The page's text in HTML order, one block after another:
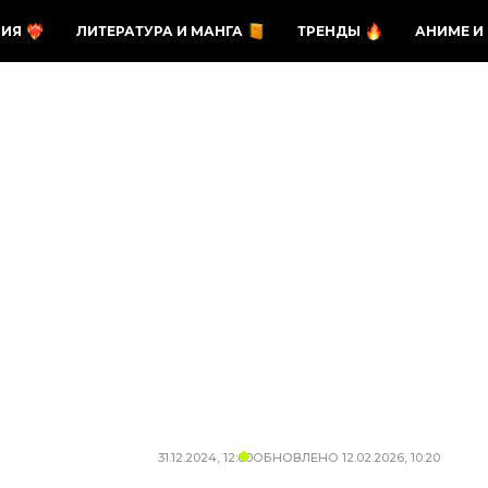
ЛИТЕРАТУРА И МАНГА ТРЕНДЫ АНИМЕ И
31.12.2024, 12:00ОБНОВЛЕНО 12.02.2026, 10:20